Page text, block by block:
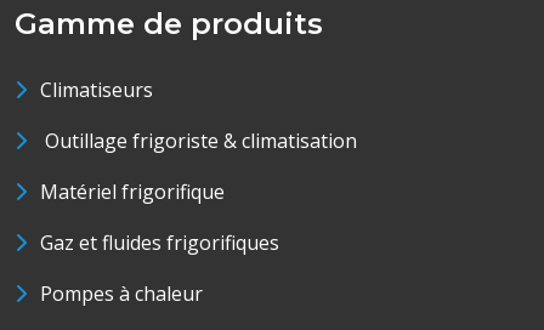
Gamme de produits
Climatiseurs
Outillage frigoriste & climatisation
Matériel frigorifique
Gaz et fluides frigorifiques
Pompes à chaleur